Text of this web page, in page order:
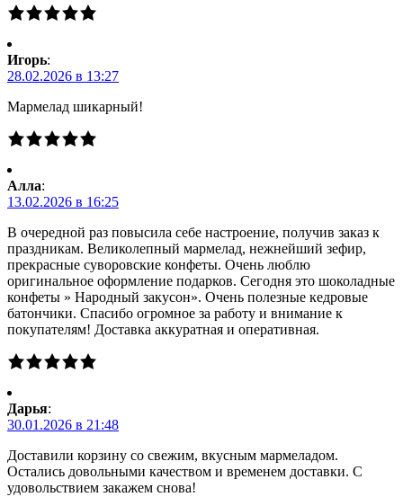
Игорь:
28.02.2026 в 13:27
Мармелад шикарный!
Алла:
13.02.2026 в 16:25
В очередной раз повысила себе настроение, получив заказ к
праздникам. Великолепный мармелад, нежнейший зефир,
прекрасные суворовские конфеты. Очень люблю
оригинальное оформление подарков. Сегодня это шоколадные
конфеты » Народный закусон». Очень полезные кедровые
батончики. Спасибо огромное за работу и внимание к
покупателям! Доставка аккуратная и оперативная.
Дарья:
30.01.2026 в 21:48
Доставили корзину со свежим, вкусным мармеладом.
Остались довольными качеством и временем доставки. С
удовольствием закажем снова!